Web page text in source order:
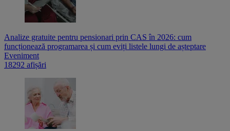
Analize gratuite pentru pensionari prin CAS în 2026: cum
funcționează programarea și cum eviți listele lungi de așteptare
Eveniment
18292 afișări